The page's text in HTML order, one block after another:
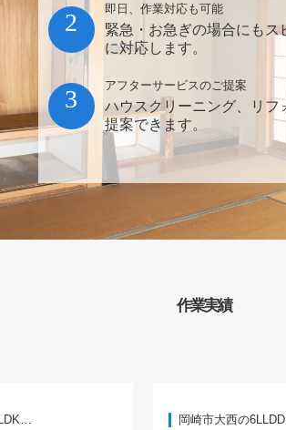
即日、作業対応も可能
緊急・お急ぎの場合にもス
に対応します。
2
アフターサービスのご提案
ハウスクリーニング、リフ
提案できます。
3
作業実績
岡崎市大西の6LLDDKK・二世